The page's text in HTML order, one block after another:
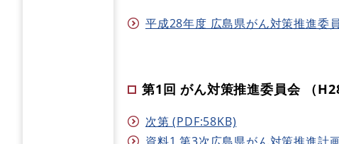
平成28年度 広島県がん対策推進委
第1回 がん対策推進委員会 （
次第 (PDF:58KB)